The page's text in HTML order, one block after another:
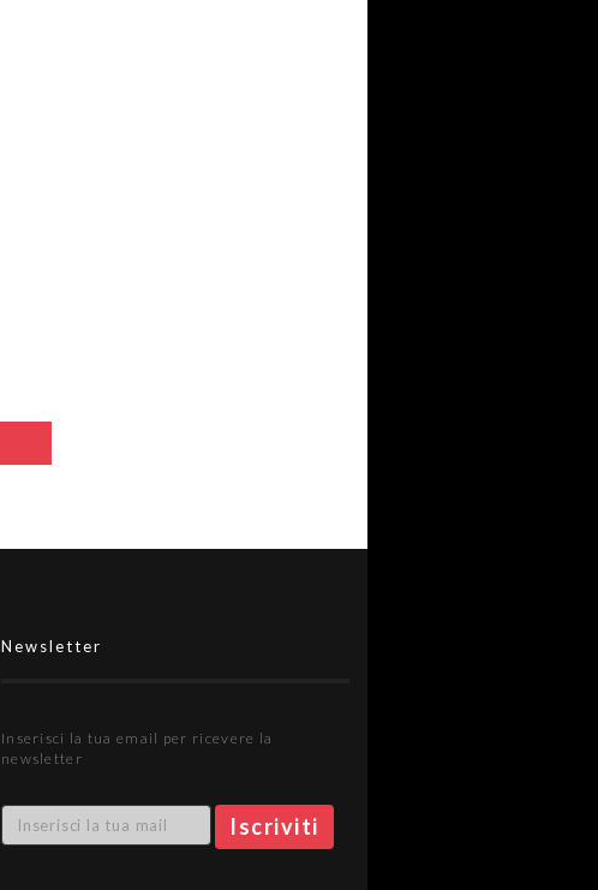
Newsletter
Inserisci la tua email per ricevere la
newsletter